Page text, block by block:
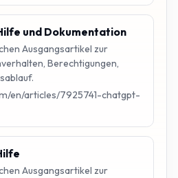
und Dokumentation
Ausgangsartikel zur
Berechtigungen,
en/articles/7925741-chatgpt-
Ausgangsartikel zur